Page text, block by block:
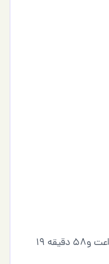
2 سال و3 روز و 22 ساعت و58 دقیقه 19